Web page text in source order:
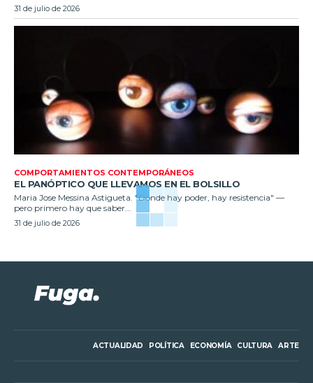
31 de julio de 2026
COMPORTAMIENTOS CONTEMPORÁNEOS
EL PANÓPTICO QUE LLEVAMOS EN EL BOLSILLO
Maria Jose Messina Astigueta. "Donde hay poder, hay resistencia" —
pero primero hay que saber...
31 de julio de 2026
ACTUALIDAD POLÍTICA ECONOMÍA CULTURA ARTE